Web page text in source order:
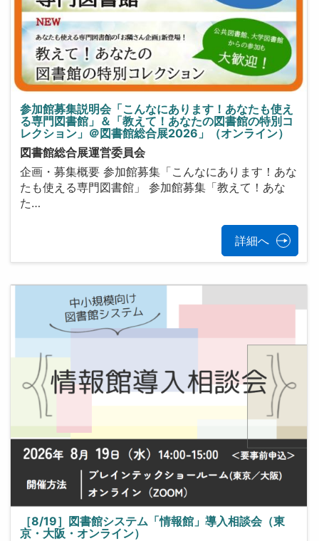
参加館募集説明会「こんなにあります！あなたも使え
る専門図書館」＆「教えて！あなたの図書館の特別コ
レクション」＠図書館総合展2026」（オンライン）
図書館総合展運営委員会
企画・募集概要 参加館募集「こんなにあります！あな
たも使える専門図書館」 参加館募集「教えて！あな
た…
詳細へ
［8/19］図書館システム「情報館」導入相談会（東
京・大阪・オンライン）